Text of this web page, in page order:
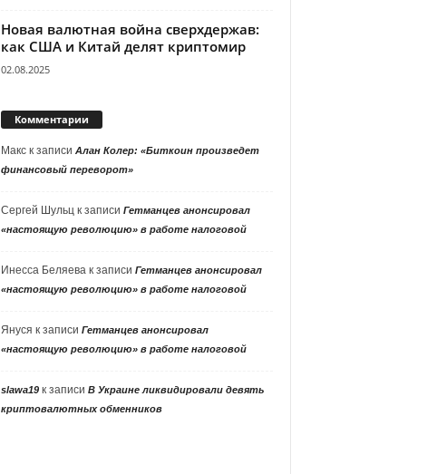
Новая валютная война сверхдержав:
как США и Китай делят криптомир
02.08.2025
Комментарии
Макск записи Алан Колер: «Биткоин произведет
финансовый переворот»
Сергей Шульцк записи Гетманцев анонсировал
«настоящую революцию» в работе налоговой
Инесса Беляевак записи Гетманцев анонсировал
«настоящую революцию» в работе налоговой
Януся к записи Гетманцев анонсировал
«настоящую революцию» в работе налоговой
slawa19к записи В Украине ликвидировали девять
криптовалютных обменников